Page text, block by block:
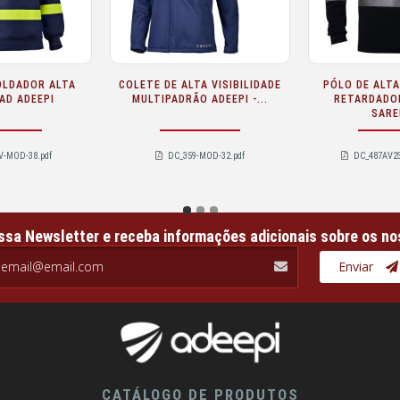
SHIRT ADEEPI
MOD-16.pdf
PÓLO IGNÍFUGO SAREMO
ADEEPI MANGA CURTA
FT_447-MOD-24_220525.pdf
MODACRÍLICO
Newsletter e receba informações adicionais sobre os
Enviar
CATÁLOGO DE PRODUTOS